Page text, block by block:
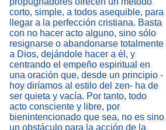
corto, simple, a todos asequible, para
llegar a la perfección cristiana. Basta
con no hacer acto alguno, sino sólo
resignarse o abandonarse totalmente
a Dios, dejándole hacer a él, y
centrando el empeño espiritual en
una oración que, desde un principio -
hoy diríamos al estilo del zen- ha de
ser quieta y vacía. Por tanto, todo
acto consciente y libre, por
bienintencionado que sea, no es sino
un obstáculo para la acción de la